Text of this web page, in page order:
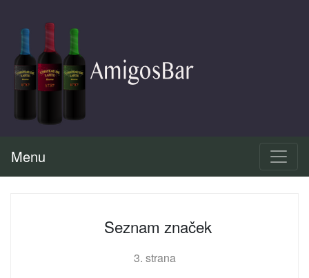
Menu
Seznam značek
3. strana